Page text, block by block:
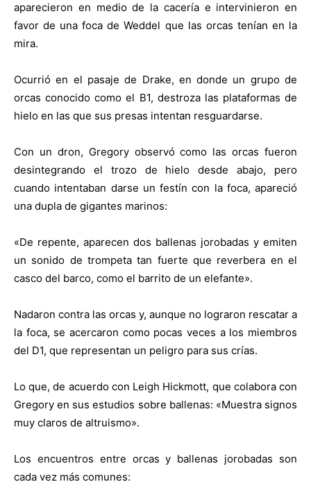
aparecieron en medio de la cacería e intervinieron en
favor de una foca de Weddel que las orcas tenían en la
mira.
Ocurrió en el pasaje de Drake, en donde un grupo de
orcas conocido como el B1, destroza las plataformas de
hielo en las que sus presas intentan resguardarse.
Con un dron, Gregory observó como las orcas fueron
desintegrando el trozo de hielo desde abajo, pero
cuando intentaban darse un festín con la foca, apareció
una dupla de gigantes marinos:
«De repente, aparecen dos ballenas jorobadas y emiten
un sonido de trompeta tan fuerte que reverbera en el
casco del barco, como el barrito de un elefante».
Nadaron contra las orcas y, aunque no lograron rescatar a
la foca, se acercaron como pocas veces a los miembros
del D1, que representan un peligro para sus crías.
Lo que, de acuerdo con Leigh Hickmott, que colabora con
Gregory en sus estudios sobre ballenas: «Muestra signos
muy claros de altruismo».
Los encuentros entre orcas y ballenas jorobadas son
cada vez más comunes: